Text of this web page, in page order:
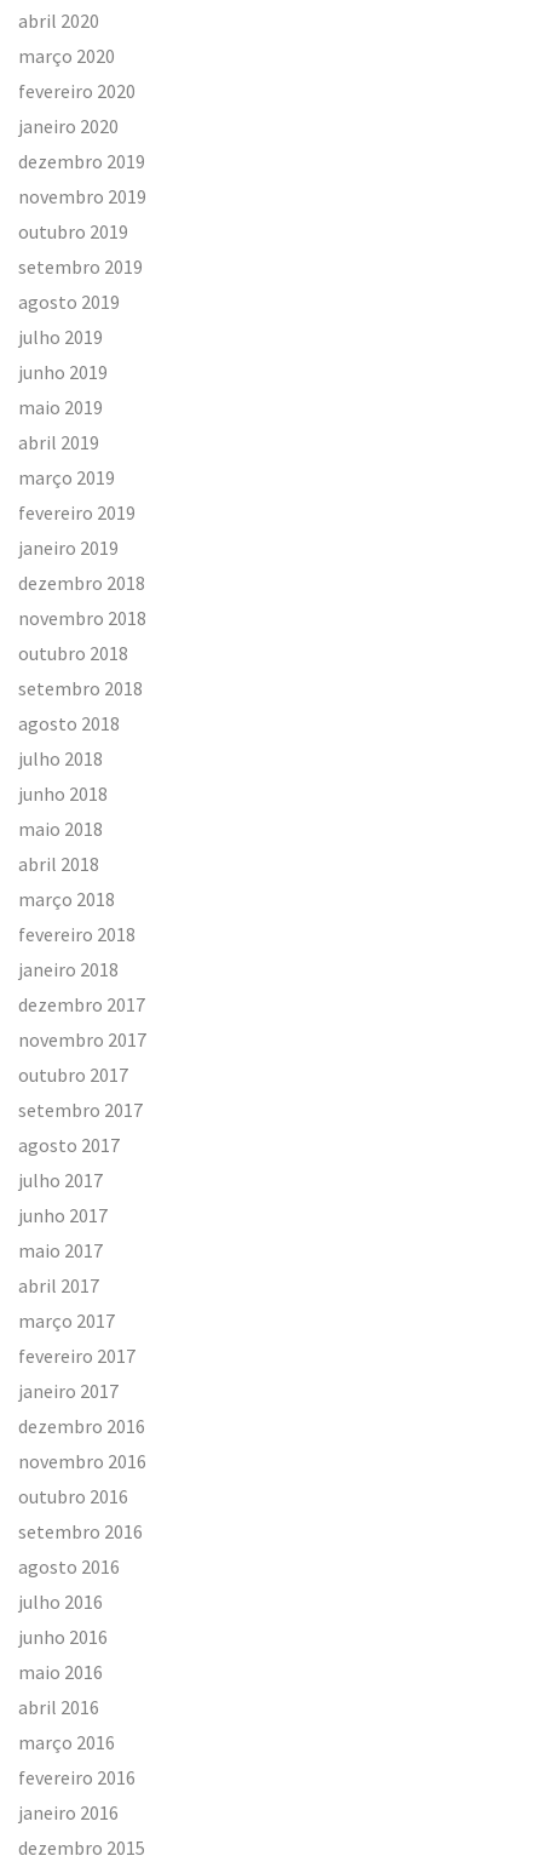
abril 2020
março 2020
fevereiro 2020
janeiro 2020
dezembro 2019
novembro 2019
outubro 2019
setembro 2019
agosto 2019
julho 2019
junho 2019
maio 2019
abril 2019
março 2019
fevereiro 2019
janeiro 2019
dezembro 2018
novembro 2018
outubro 2018
setembro 2018
agosto 2018
julho 2018
junho 2018
maio 2018
abril 2018
março 2018
fevereiro 2018
janeiro 2018
dezembro 2017
novembro 2017
outubro 2017
setembro 2017
agosto 2017
julho 2017
junho 2017
maio 2017
abril 2017
março 2017
fevereiro 2017
janeiro 2017
dezembro 2016
novembro 2016
outubro 2016
setembro 2016
agosto 2016
julho 2016
junho 2016
maio 2016
abril 2016
março 2016
fevereiro 2016
janeiro 2016
dezembro 2015